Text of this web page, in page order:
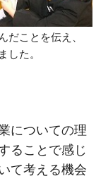
だことを伝え、
した。
についての理
ることで感じ
て考える機会